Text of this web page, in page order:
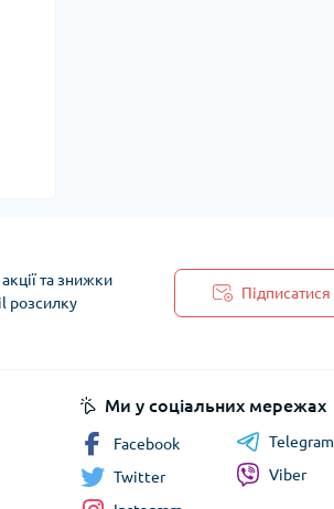
та знижки
розсилку
Підписатися
Ми у соціальних мережах
Facebook
Twitter
Telegram
Viber